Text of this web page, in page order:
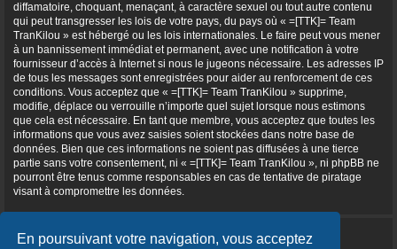
En poursuivant votre navigation, vous acceptez
diffamatoire, choquant, menaçant, à caractère sexuel ou tout autre contenu
qui peut transgresser les lois de votre pays, du pays où « =[TTK]= Team
TranKilou » est hébergé ou les lois internationales. Le faire peut vous mener
à un bannissement immédiat et permanent, avec une notification à votre
fournisseur d’accès à Internet si nous le jugeons nécessaire. Les adresses IP
de tous les messages sont enregistrées pour aider au renforcement de ces
conditions. Vous acceptez que « =[TTK]= Team TranKilou » supprime,
modifie, déplace ou verrouille n’importe quel sujet lorsque nous estimons
que cela est nécessaire. En tant que membre, vous acceptez que toutes les
informations que vous avez saisies soient stockées dans notre base de
données. Bien que ces informations ne soient pas diffusées à une tierce
partie sans votre consentement, ni « =[TTK]= Team TranKilou », ni phpBB ne
pourront être tenus comme responsables en cas de tentative de piratage
visant à compromettre les données.